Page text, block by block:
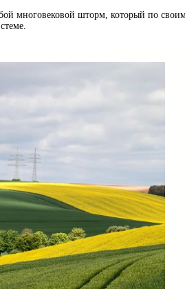
многовековой шторм, который по